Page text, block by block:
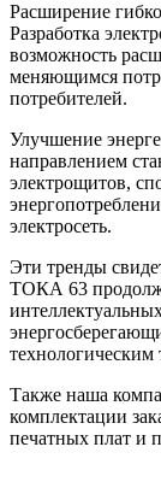
Расширение
Разработка
возможность
меняющимся
потребителей.
Улучшение
направлением
электрощитов,
электросеть.
Эти тренды
ТОКА 63
технологическим
Также наша
комплектации
печатных плат и